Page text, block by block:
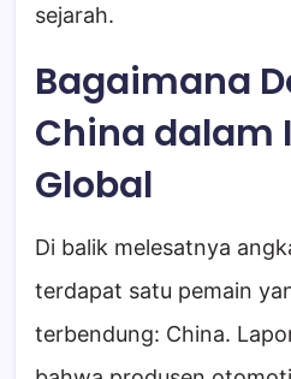
sejarah.
Bagaimana
China dalam
Global
Di balik melesatnya
terdapat satu pemain
terbendung: China.